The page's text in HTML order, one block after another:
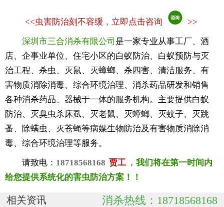
<<虫害防治刻不容缓，立即点击咨询 >>
深圳市三合消杀有限公司 是一家专业从事工厂、酒
店、企事业单位、住宅小区的白蚁防治、白蚁预防与灭
治工程、杀虫、灭鼠、灭蟑螂、杀四害、清洁服务、有
害物质消除消毒、综合环境治理、消杀药品研发和销售
各种消杀药品、器械于一体的服务机构。主要提供白蚁
防治、灭臭虫杀床虱、灭老鼠、灭蟑螂、灭蚊子、灭跳
蚤、除螨虫、灭苍蝇等病媒生物防治及有害物质消除消
毒、综合环境治理等服务。
请致电： 18718568168 贾工 ， 我们将在第一时间内
给您提供系统化的害虫防治方案！！
相关资讯 消杀热线：18718568168